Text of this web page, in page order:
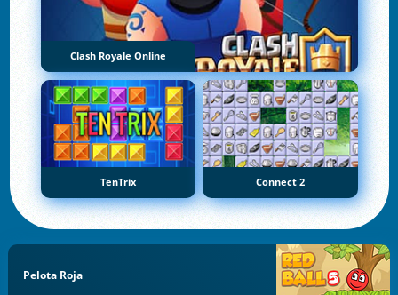
Clash Royale Online
TenTrix Connect 2
Pelota Roja